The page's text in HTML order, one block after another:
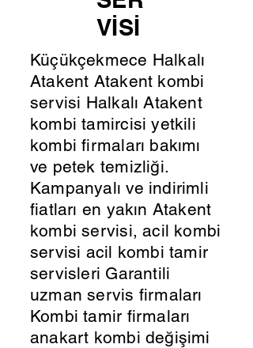
VİSİ
Küçükçekmece Halkalı
Atakent Atakent kombi
servisi Halkalı Atakent
kombi tamircisi yetkili
kombi firmaları bakımı
ve petek temizliği.
Kampanyalı ve indirimli
fiatları en yakın Atakent
kombi servisi, acil kombi
servisi acil kombi tamir
servisleri Garantili
uzman servis firmaları
Kombi tamir firmaları
anakart kombi değişimi